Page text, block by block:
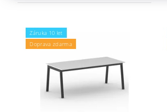
Záruka 10 let
Doprava zdarma